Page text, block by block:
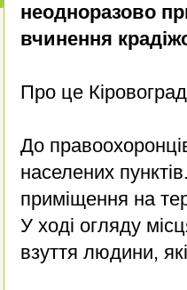
неодноразово
вчинення
Про це
До
населених
приміщення на
У ході огляду
взуття людини,